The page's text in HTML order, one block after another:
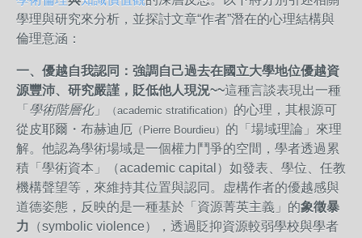
學理與研究來分析，並探討文章“作者”潛在的心理結構與
倫理意涵：
一、優越自我認同：強調自己過去在國立大學地位優越資
源豐沛、研究嚴謹，貶低他人現況~~這種言談表現出一種
「 學術階層化」 （academic stratification） 的心理，其根源可
從皮耶爾・布赫迪厄 （Pierre Bourdieu） 的「場域理論」來理
解。他認為學術場域是一個權力鬥爭的空間，學者透過累
積「學術資本」（academic capital）如發表、學位、任教
機構聲望等，來維持其位置與認同。虚構作者的優越感與
道德姿態，反映的是一種基於「資源菁英主義」的象徵暴
力 （symbolic violence），透過貶抑資源較弱學校與學者